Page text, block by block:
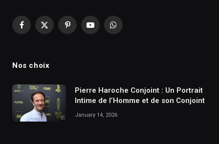
Facebook
X
PinterestYouTubeWhatsApp
Nos choix
Pierre Haroche Conjoint : Un Portrait
Intime de l’Homme et de son Conjoint
January 14, 2026